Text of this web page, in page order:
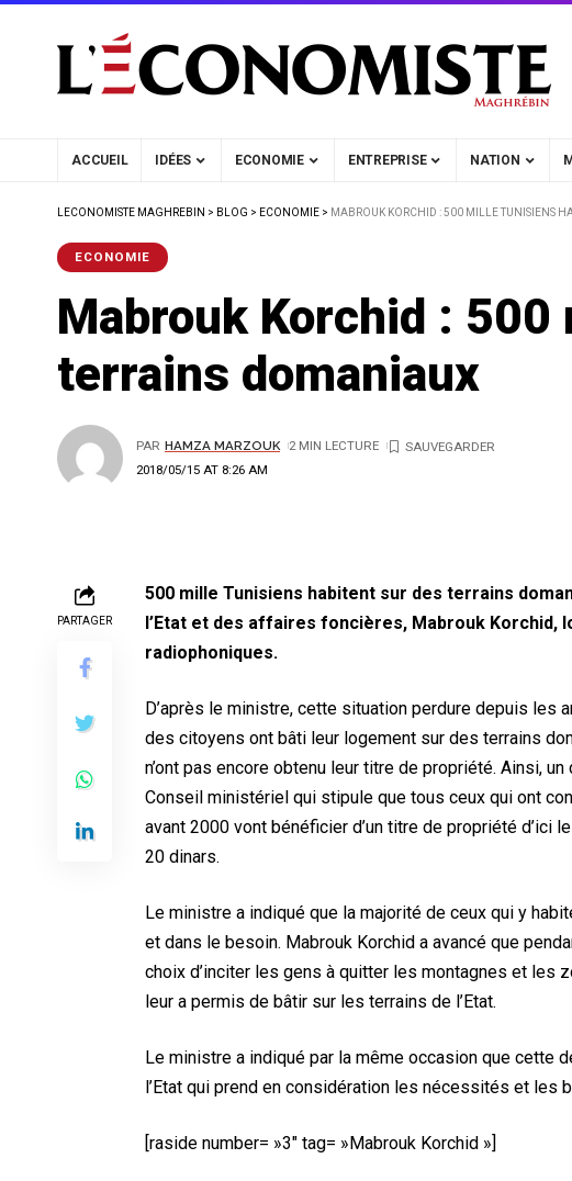
ACCUEIL IDÉES ECONOMIE ENTREPRISE NATION
LECONOMISTE MAGHREBIN > BLOG > ECONOMIE > MABROUK KORCHID : 500 MILLE TUNISIENS
ECONOMIE
Mabrouk Korchid :
terrains domaniaux
2018/05/15 AT 8:26 AM
PAR HAMZA MARZOUK 2 MIN LECTURE
PARTAGER
500 mille Tunisiens habitent sur des terrains
l’Etat et des affaires foncières, Mabrouk Korchid,
radiophoniques.
D’après le ministre, cette situation perdure depuis les
des citoyens ont bâti leur logement sur des terrains
n’ont pas encore obtenu leur titre de propriété. Ainsi,
Conseil ministériel qui stipule que tous ceux qui ont
avant 2000 vont bénéficier d’un titre de propriété d’ici
20 dinars.
Le ministre a indiqué que la majorité de ceux qui y
et dans le besoin. Mabrouk Korchid a avancé que
choix d’inciter les gens à quitter les montagnes et
leur a permis de bâtir sur les terrains de l’Etat.
Le ministre a indiqué par la même occasion que cette
l’Etat qui prend en considération les nécessités et les
[raside number= »3″ tag= »Mabrouk Korchid »]